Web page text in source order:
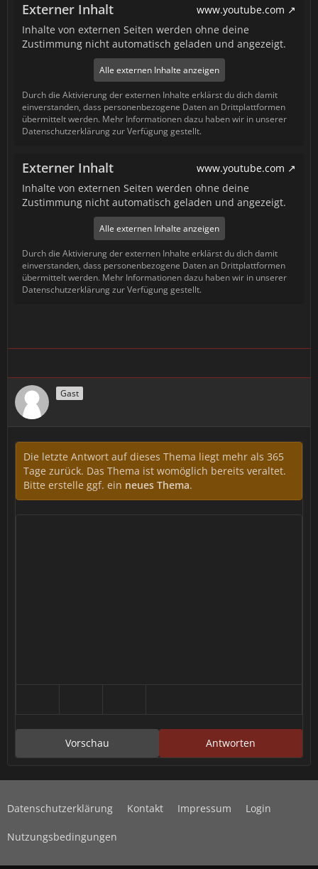
Externer Inhalt
www.youtube.com
Inhalte von externen Seiten werden ohne deine
Zustimmung nicht automatisch geladen und angezeigt.
Alle externen Inhalte anzeigen
Durch die Aktivierung der externen Inhalte erklärst du dich damit
einverstanden, dass personenbezogene Daten an Drittplattformen
übermittelt werden. Mehr Informationen dazu haben wir in unserer
Datenschutzerklärung zur Verfügung gestellt.
Externer Inhalt
www.youtube.com
Inhalte von externen Seiten werden ohne deine
Zustimmung nicht automatisch geladen und angezeigt.
Alle externen Inhalte anzeigen
Durch die Aktivierung der externen Inhalte erklärst du dich damit
einverstanden, dass personenbezogene Daten an Drittplattformen
übermittelt werden. Mehr Informationen dazu haben wir in unserer
Datenschutzerklärung zur Verfügung gestellt.
Gast
Die letzte Antwort auf dieses Thema liegt mehr als 365
Tage zurück. Das Thema ist womöglich bereits veraltet.
Bitte erstelle ggf. ein neues Thema.
Antworten
Vorschau
Datenschutzerklärung Kontakt Impressum Login
Nutzungsbedingungen